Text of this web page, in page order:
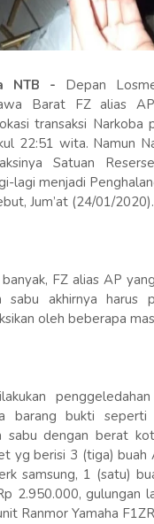
NTB - Depan
Barat FZ alias
transaksi Narkoba
22:51 wita. Namun
Satuan
lagi menjadi
Jum’at (24/01/2020).
FZ alias AP
sabu akhirnya harus
oleh beberapa
barang bukti
dengan berat
yg berisi 3 (tiga) buah
samsung, 1 (satu)
2.950.000, gulungan
Ranmor Yamaha